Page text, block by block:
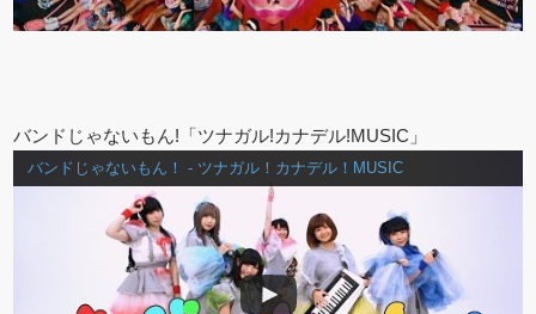
バンドじゃないもん!「ツナガル!カナデル!MUSIC」
バンドじゃないもん！ - ツナガル！カナデル！MUSIC